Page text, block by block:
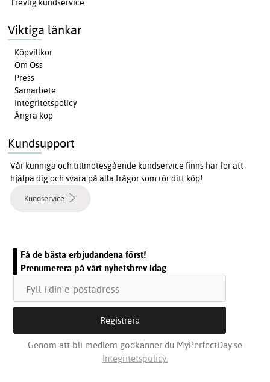
Trevlig kundservice
Viktiga länkar
Köpvillkor
Om Oss
Press
Samarbete
Integritetspolicy
Ångra köp
Kundsupport
Vår kunniga och tillmötesgående kundservice finns här för att
hjälpa dig och svara på alla frågor som rör ditt köp!
Kundservice
Få de bästa erbjudandena först!
Prenumerera på vårt nyhetsbrev idag
Genom att bli medlem godkänner du MyPerfectDay.se
Integritetspolicy.